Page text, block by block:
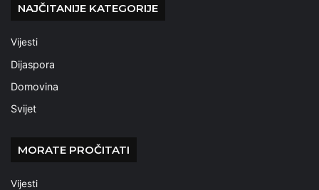
NAJČITANIJE KATEGORIJE
Vijesti
Dijaspora
Domovina
Svijet
MORATE PROČITATI
Vijesti